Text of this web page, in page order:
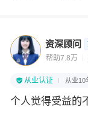
资深顾问
帮助7.8万
从业认证 从业10
个人觉得受益的